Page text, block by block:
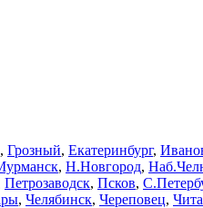
, Грозный, Екатеринбург,
, Н.Новгород,
Петрозаводск, Псков,
, Челябинск, Череповец, Чита